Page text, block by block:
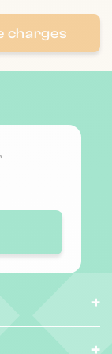
charges